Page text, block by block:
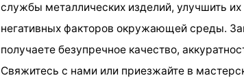
службы металлических изделий, улучшить
негативных факторов окружающей среды.
получаете безупречное качество,
Свяжитесь с нами или приезжайте в